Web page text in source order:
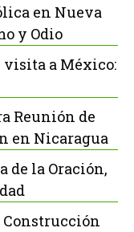
en Nueva
y Odio
visita a México:
Reunión de
en Nicaragua
de la Oración,
Construcción